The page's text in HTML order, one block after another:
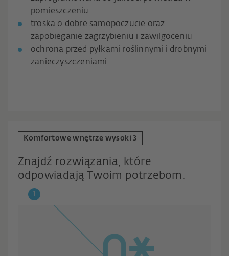
pomieszczeniu
troska o dobre samopoczucie oraz
zapobieganie zagrzybieniu i zawilgoceniu
ochrona przed pyłkami roślinnymi i drobnymi
zanieczyszczeniami
Komfortowe wnętrze wysoki 3
Znajdź rozwiązania, które
odpowiadają Twoim potrzebom.